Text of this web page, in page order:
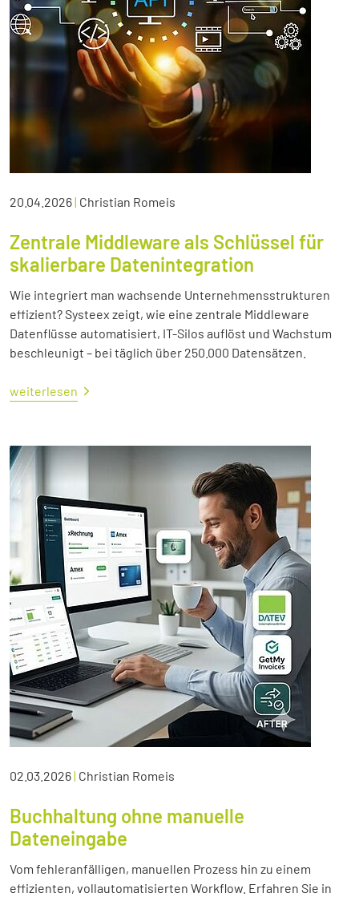
20.04.2026| Christian Romeis
Zentrale Middleware als Schlüssel für
skalierbare Datenintegration
Wie integriert man wachsende Unternehmensstrukturen
effizient? Systeex zeigt, wie eine zentrale Middleware
Datenflüsse automatisiert, IT-Silos auflöst und Wachstum
beschleunigt – bei täglich über 250.000 Datensätzen.
weiterlesen
02.03.2026| Christian Romeis
Buchhaltung ohne manuelle
Dateneingabe
Vom fehleranfälligen, manuellen Prozess hin zu einem
effizienten, vollautomatisierten Workflow. Erfahren Sie in